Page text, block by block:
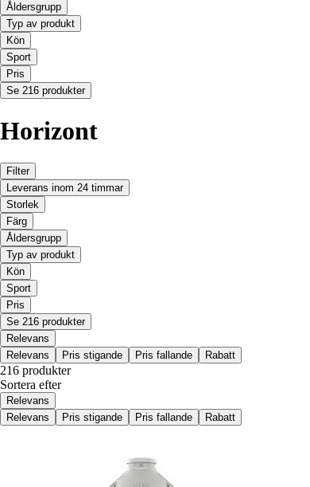
Åldersgrupp
Typ av produkt
Kön
Sport
Pris
Se 216 produkter
Horizont
Filter
Leverans inom 24 timmar
Storlek
Färg
Åldersgrupp
Typ av produkt
Kön
Sport
Pris
Se 216 produkter
Relevans
Relevans
Pris stigande Pris fallande Rabatt
216 produkter
Sortera efter
Relevans
Relevans
Pris stigande Pris fallande Rabatt